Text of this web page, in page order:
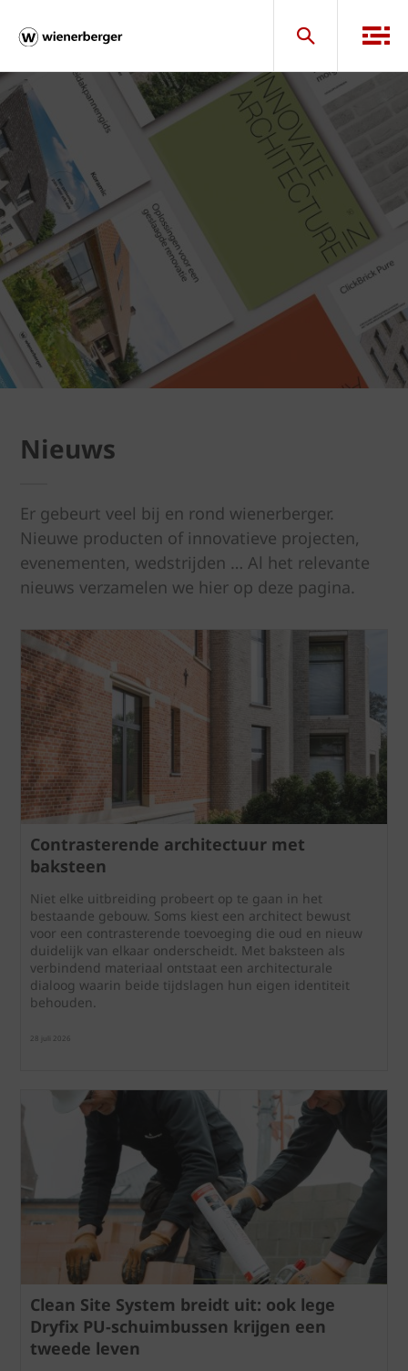
Nieuws
Er gebeurt veel bij en rond wienerberger.
Nieuwe producten of innovatieve projecten,
evenementen, wedstrijden … Al het relevante
nieuws verzamelen we hier op deze pagina.
Contrasterende architectuur met
baksteen
Niet elke uitbreiding probeert op te gaan in het
bestaande gebouw. Soms kiest een architect bewust
voor een contrasterende toevoeging die oud en nieuw
duidelijk van elkaar onderscheidt. Met baksteen als
verbindend materiaal ontstaat een architecturale
dialoog waarin beide tijdslagen hun eigen identiteit
behouden.
28 juli 2026
Clean Site System breidt uit: ook lege
Dryfix PU-schuimbussen krijgen een
tweede leven